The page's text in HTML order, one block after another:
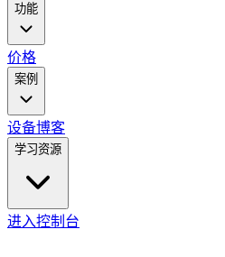
功能
价格
案例
设备博客
学习资源
进入控制台